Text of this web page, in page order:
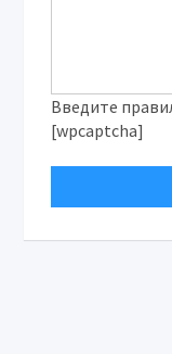
Введите
[wpcaptcha]